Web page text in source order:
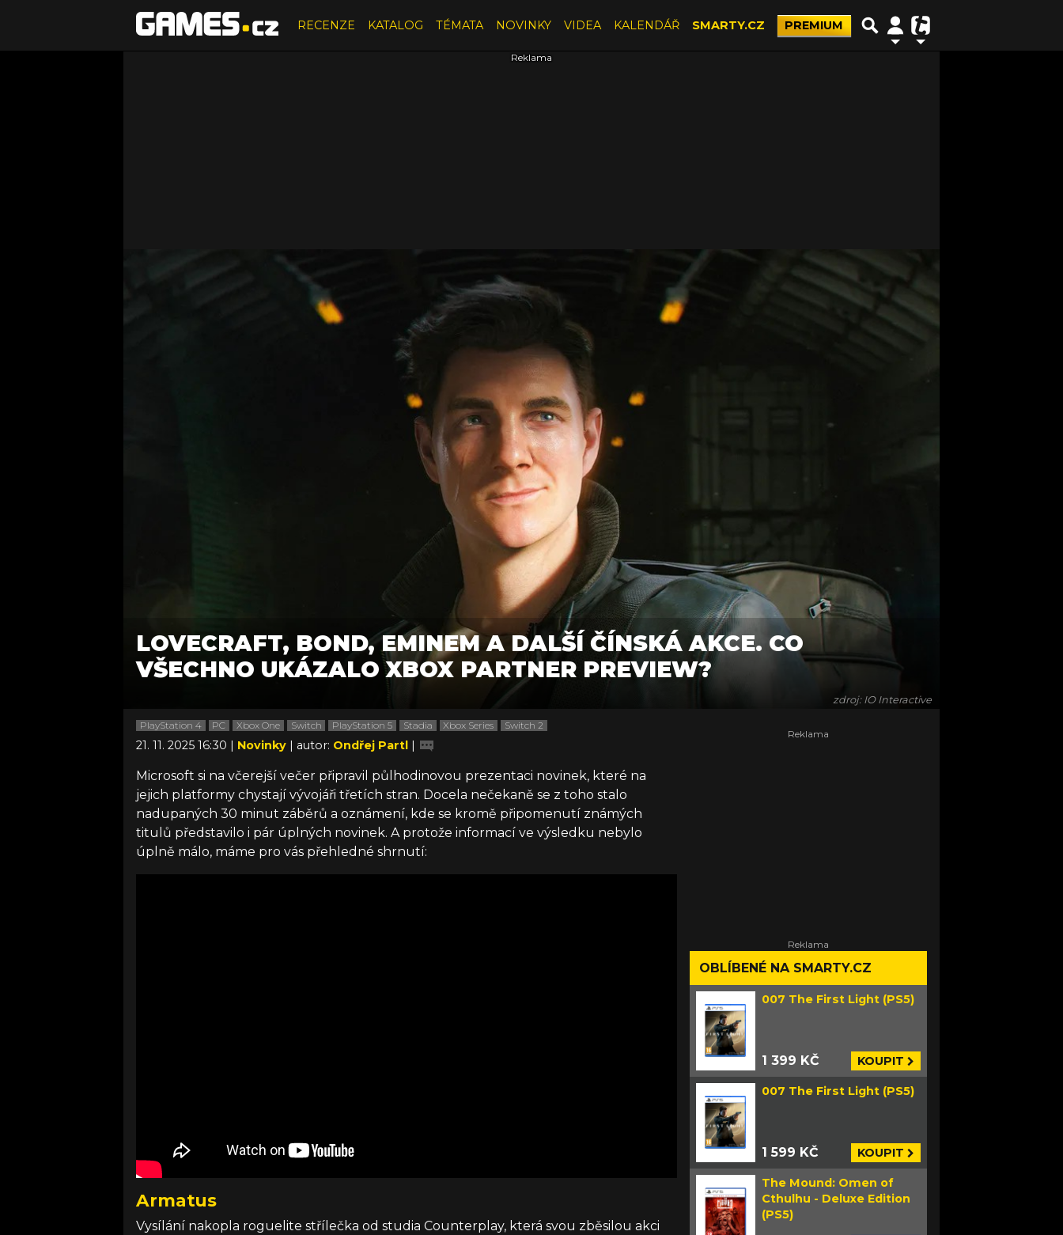
RECENZE KATALOG TÉMATA NOVINKY VIDEA KALENDÁŘ SMARTY.CZ PREMIUM
zdroj: IO Interactive
LOVECRAFT, BOND, EMINEM A DALŠÍ ČÍNSKÁ AKCE. CO
VŠECHNO UKÁZALO XBOX PARTNER PREVIEW?
PlayStation 4 PC Xbox One Switch PlayStation 5 Stadia Xbox Series Switch 2
21. 11. 2025 16:30 | Novinky | autor: Ondřej Partl |
Microsoft si na včerejší večer připravil půlhodinovou prezentaci novinek, které na
jejich platformy chystají vývojáři třetích stran. Docela nečekaně se z toho stalo
nadupaných 30 minut záběrů a oznámení, kde se kromě připomenutí známých
titulů představilo i pár úplných novinek. A protože informací ve výsledku nebylo
úplně málo, máme pro vás přehledné shrnutí:
Armatus
Vysílání nakopla roguelite střílečka od studia Counterplay, která svou zběsilou akci
OBLÍBENÉ NA SMARTY.CZ
007 The First Light (PS5)
1 399 KČ KOUPIT
007 The First Light (PS5)
1 599 KČ KOUPIT
The Mound: Omen of
Cthulhu - Deluxe Edition
(PS5)